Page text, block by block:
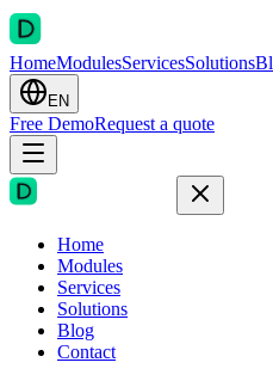
HomeModulesServicesSolutions
EN
Free DemoRequest a quote
Home
Modules
Services
Solutions
Blog
Contact